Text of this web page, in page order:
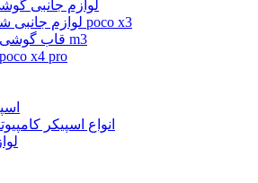
لوازم جانبی
لوازم جانبی شیامی poco x3
قاب گوشی پوکو m3
قاب poco x4 pro
انواع اسپیکر